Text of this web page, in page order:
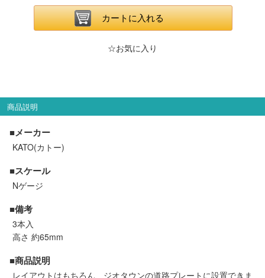
メルマガ登録 LINEお友達登録
ご注文方法
ヘルプページ
ログイン/マイページ
お気に入りリスト
新規会員登録
カートに入れる
☆お気に入り
商品説明
■メーカー
KATO(カトー)
■スケール
Nゲージ
■備考
3本入
高さ 約65mm
■商品説明
レイアウトはもちろん、ジオタウンの道路プレートに設置できま